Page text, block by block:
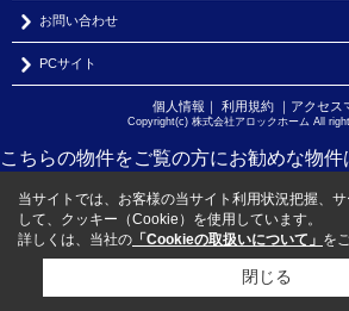
お問い合わせ
PCサイト
個人情報 ｜ 利用規約｜ アクセス
Copyright(c) 株式会社アロックホーム All
こちらの物件をご覧の方にお勧めな物件
当サイトでは、お客様の当サイト利用状況把握、
して、クッキー（Cookie）を使用しています。
詳しくは、当社の 「Cookieの取扱いについて」 を
閉じる